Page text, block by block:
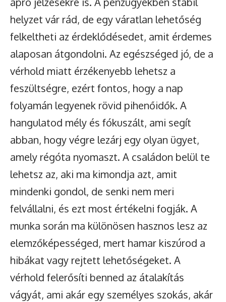
helyzet vár rád, de egy váratlan lehetőség
felkeltheti az érdeklődésedet, amit érdemes
alaposan átgondolni. Az egészséged jó, de a
vérhold miatt érzékenyebb lehetsz a
feszültségre, ezért fontos, hogy a nap
folyamán legyenek rövid pihenőidők. A
hangulatod mély és fókuszált, ami segít
abban, hogy végre lezárj egy olyan ügyet,
amely régóta nyomaszt. A családon belül te
lehetsz az, aki ma kimondja azt, amit
mindenki gondol, de senki nem meri
felvállalni, és ezt most értékelni fogják. A
munka során ma különösen hasznos lesz az
elemzőképességed, mert hamar kiszúrod a
hibákat vagy rejtett lehetőségeket. A
vérhold felerősíti benned az átalakítás
vágyát, ami akár egy személyes szokás, akár